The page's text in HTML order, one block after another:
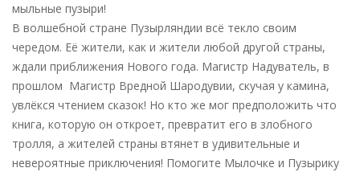
мыльные пузыри!
В волшебной стране Пузырляндии всё текло своим
чередом. Её жители, как и жители любой другой страны,
ждали приближения Нового года. Магистр Надуватель, в
прошлом Магистр Вредной Шародувии, скучая у камина,
увлёкся чтением сказок! Но кто же мог предположить что
книга, которую он откроет, превратит его в злобного
тролля, а жителей страны втянет в удивительные и
невероятные приключения! Помогите Мылочке и Пузырику